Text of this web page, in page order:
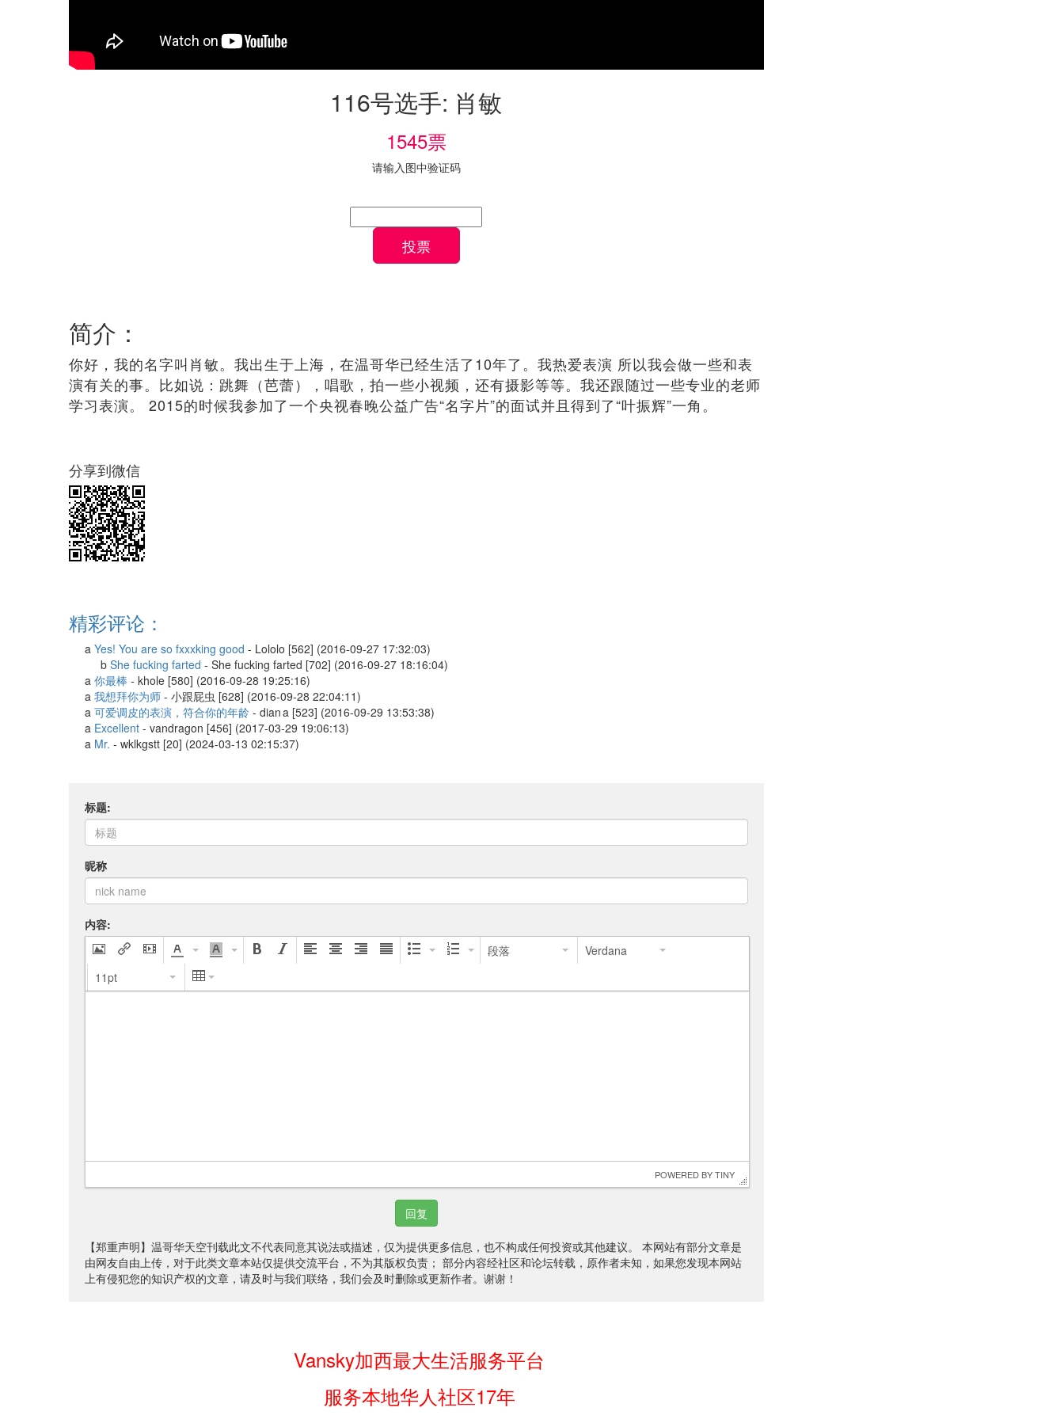
116号选手: 肖敏
1545票
请输入图中验证码
投票
简介：
你好，我的名字叫肖敏。我出生于上海，在温哥华已经生活了10年了。我热爱表演 所以我会做一些和表
演有关的事。比如说：跳舞（芭蕾），唱歌，拍一些小视频，还有摄影等等。我还跟随过一些专业的老师
学习表演。 2015的时候我参加了一个央视春晚公益广告“名字片”的面试并且得到了“叶振辉”一角。
分享到微信
精彩评论：
a Yes! You are so fxxxking good - Lololo [562] (2016-09-27 17:32:03)
b She fucking farted - She fucking farted [702] (2016-09-27 18:16:04)
a 你最棒 - khole [580] (2016-09-28 19:25:16)
a 我想拜你为师 - 小跟屁虫 [628] (2016-09-28 22:04:11)
a 可爱调皮的表演，符合你的年龄 - dian a [523] (2016-09-29 13:53:38)
a Excellent - vandragon [456] (2017-03-29 19:06:13)
a Mr. - wklkgstt [20] (2024-03-13 02:15:37)
标题:
昵称
内容:
段落
Verdana
11pt
POWERED BY TINY
回复
【郑重声明】温哥华天空刊载此文不代表同意其说法或描述，仅为提供更多信息，也不构成任何投资或其他建议。 本网站有部分文章是
由网友自由上传，对于此类文章本站仅提供交流平台，不为其版权负责； 部分内容经社区和论坛转载，原作者未知，如果您发现本网站
上有侵犯您的知识产权的文章，请及时与我们联络，我们会及时删除或更新作者。谢谢！
Vansky加西最大生活服务平台
服务本地华人社区17年